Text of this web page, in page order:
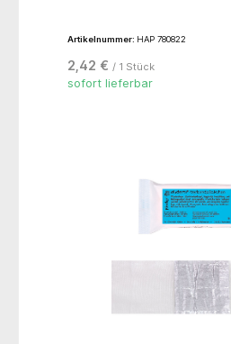
Artikelnummer: HAP 780822
2,42 € / 1 Stück
sofort lieferbar